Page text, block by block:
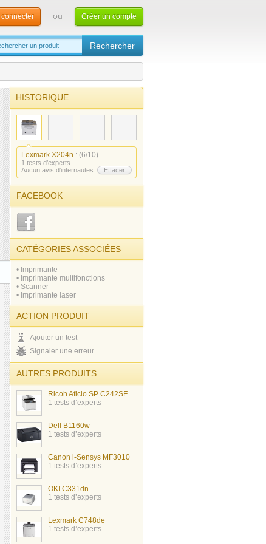
connecter ou Créer un compte
HISTORIQUE
Lexmark X204n : (6/10)
1 tests d’experts
Aucun avis d'internautes
Effacer
FACEBOOK
CATÉGORIES ASSOCIÉES
• Imprimante
• Imprimante multifonctions
• Scanner
• Imprimante laser
ACTION PRODUIT
Ajouter un test
Signaler une erreur
AUTRES PRODUITS
Ricoh Aficio SP C242SF
1 tests d’experts
Dell B1160w
1 tests d’experts
Canon i-Sensys MF3010
1 tests d’experts
OKI C331dn
1 tests d’experts
Lexmark C748de
1 tests d’experts